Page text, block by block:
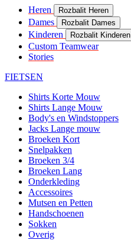
Heren Rozbalit Heren
Dames Rozbalit Dames
Kinderen Rozbalit Kinderen
Custom Teamwear
Stories
FIETSEN
Shirts Korte Mouw
Shirts Lange Mouw
Body's en Windstoppers
Jacks Lange mouw
Broeken Kort
Snelpakken
Broeken 3/4
Broeken Lang
Onderkleding
Accessoires
Mutsen en Petten
Handschoenen
Sokken
Overig